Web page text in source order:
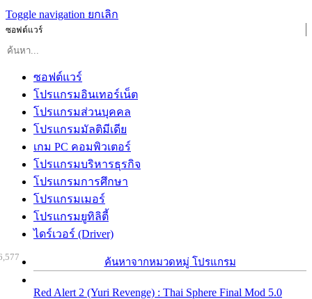
Toggle navigation ยกเลิก
ซอฟต์แวร์
ซอฟต์แวร์
โปรแกรมอินเทอร์เน็ต
โปรแกรมส่วนบุคคล
โปรแกรมมัลติมีเดีย
เกม PC คอมพิวเตอร์
โปรแกรมบริหารธุรกิจ
โปรแกรมการศึกษา
โปรแกรมเมอร์
โปรแกรมยูทิลิตี้
ไดร์เวอร์ (Driver)
ค้นหาจากหมวดหมู่ โปรแกรม
Red Alert 2 (Yuri Revenge) : Thai Sphere Final Mod 5.0